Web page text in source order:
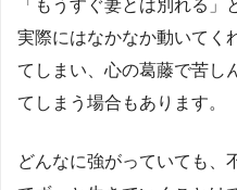
「もうすぐ妻とは別れる」
実際にはなかなか動いてく
てしまい、心の葛藤で苦し
てしまう場合もあります。
どんなに強がっていても、